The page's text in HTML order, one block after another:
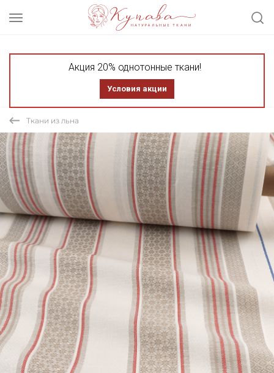
Акция 20% однотонные ткани!
Условия акции
Ткани из льна